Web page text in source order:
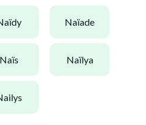
naïdy naïade
naïs naïlya
nailys